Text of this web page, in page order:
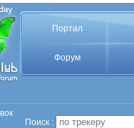
Портал
Форум
Поиск :